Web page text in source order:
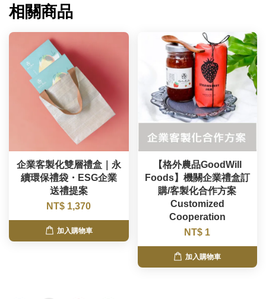
相關商品
企業客製化雙層禮盒｜永
續環保禮袋・ESG企業
送禮提案
NT$ 1,370
加入購物車
【格外農品GoodWill
Foods】機關企業禮盒訂
購/客製化合作方案
Customized
Cooperation
NT$ 1
加入購物車